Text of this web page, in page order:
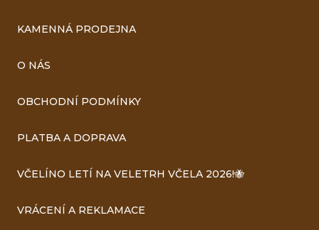
KAMENNÁ PRODEJNA
O NÁS
OBCHODNÍ PODMÍNKY
PLATBA A DOPRAVA
VČELÍNO LETÍ NA VELETRH VČELA 2026!🐝
VRÁCENÍ A REKLAMACE